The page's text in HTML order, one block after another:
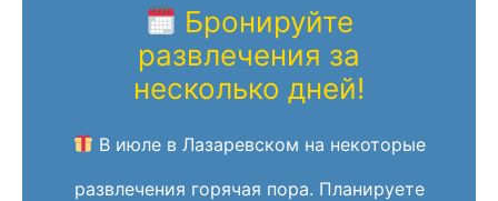
Бронируйте
развлечения за
несколько дней!
В июле в Лазаревском на некоторые
развлечения горячая пора. Планируете